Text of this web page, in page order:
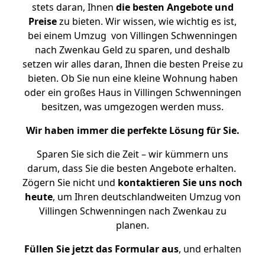
stets daran, Ihnen die besten Angebote und
Preisezu bieten. Wir wissen, wie wichtig es ist,
bei einem Umzug von Villingen Schwenningen
nach Zwenkau Geld zu sparen, und deshalb
setzen wir alles daran, Ihnen die besten Preise zu
bieten. Ob Sie nun eine kleine Wohnung haben
oder ein großes Haus in Villingen Schwenningen
besitzen, was umgezogen werden muss.
Wir haben immer die perfekte Lösung für Sie.
Sparen Sie sich die Zeit – wir kümmern uns
darum, dass Sie die besten Angebote erhalten.
Zögern Sie nicht und kontaktieren Sie uns noch
heute, um Ihren deutschlandweiten Umzug von
Villingen Schwenningen nach Zwenkau zu
planen.
Füllen Sie jetzt das Formular aus, und erhalten